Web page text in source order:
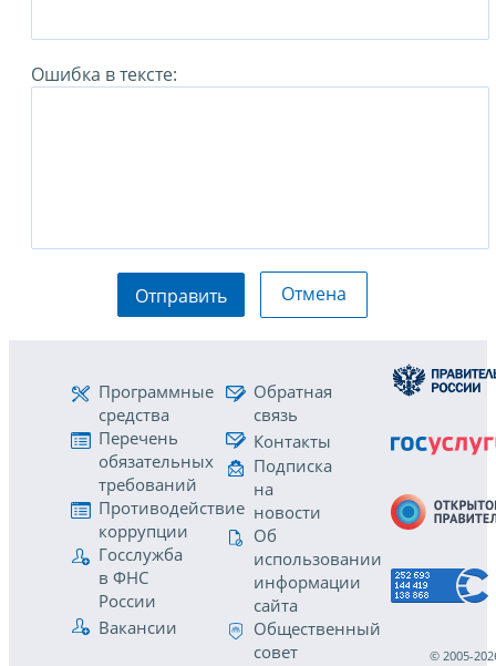
Ошибка в тексте:
Отправить Отмена
Программные
средства
Перечень
обязательных
требований
Противодействие
коррупции
Госслужба
в ФНС
России
Вакансии
Обратная
связь
Контакты
Подписка
на
новости
Об
использовании
информации
сайта
Общественный
совет
© 2005-